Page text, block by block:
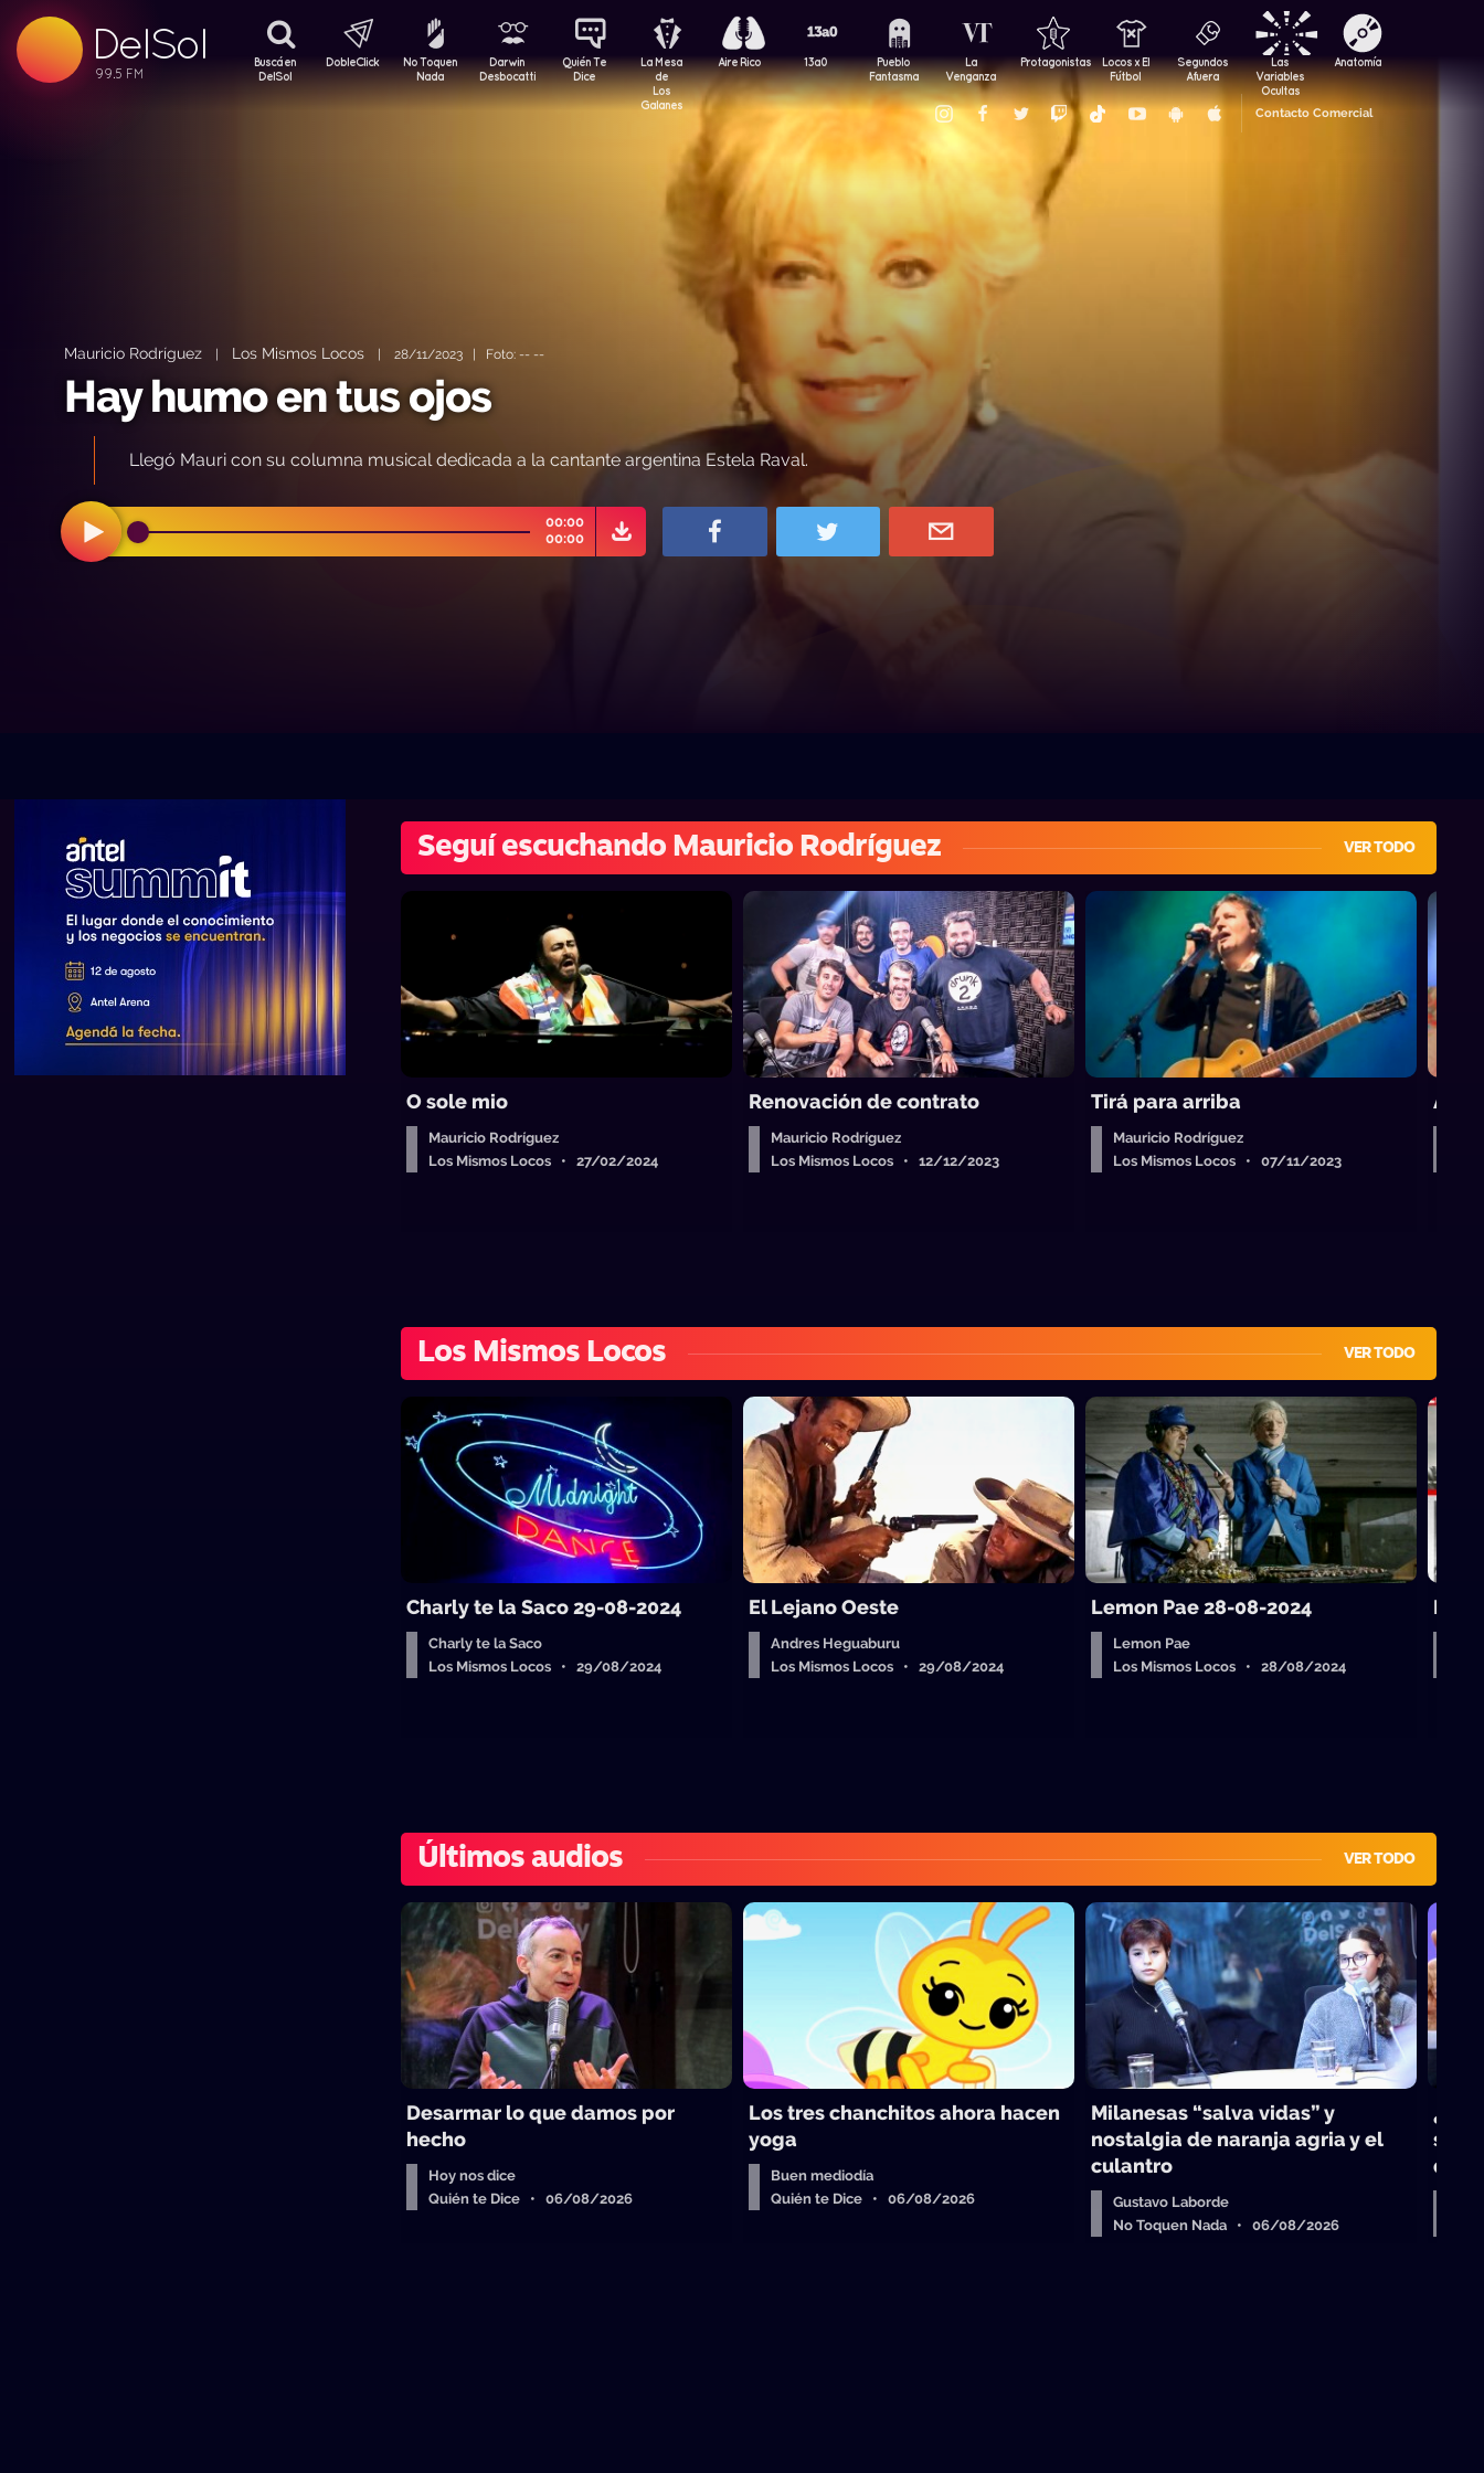
DelSol
99.5 FM
Buscá en
DelSol
DobleClick
No Toquen
Nada
Darwin
Desbocatti
Quién Te
Dice
La Mesa
de
Los
Galanes
Aire Rico 13a0
Pueblo
Fantasma
La
Venganza
Protagonistas
Locos x El
Fútbol
Segundos
Afuera
Las
Variables
Ocultas
Anatomía
Contacto Comercial
Mauricio Rodríguez| Los Mismos Locos | 28/11/2023 | Foto: -- --
Hay humo en tus ojos
Llegó Mauri con su columna musical dedicada a la cantante argentina Estela Raval.
00:00
00:00
Seguí escuchando Mauricio Rodríguez VER TODO
O sole mio
Mauricio Rodríguez
Los Mismos Locos • 27/02/2024
Renovación de contrato
Mauricio Rodríguez
Los Mismos Locos • 12/12/2023
Tirá para arriba
Mauricio Rodríguez
Los Mismos Locos • 07/11/2023
Los Mismos Locos VER TODO
Charly te la Saco 29-08-2024
Charly te la Saco
Los Mismos Locos • 29/08/2024
El Lejano Oeste
Andres Heguaburu
Los Mismos Locos • 29/08/2024
Lemon Pae 28-08-2024
Lemon Pae
Los Mismos Locos • 28/08/2024
Les
Últimos audios VER TODO
Desarmar lo que damos por
hecho
Hoy nos dice
Quién te Dice • 06/08/2026
Los tres chanchitos ahora hacen
yoga
Buen mediodía
Quién te Dice • 06/08/2026
Milanesas “salva vidas” y
nostalgia de naranja agria y el
culantro
Gustavo Laborde
No Toquen Nada • 06/08/2026
que